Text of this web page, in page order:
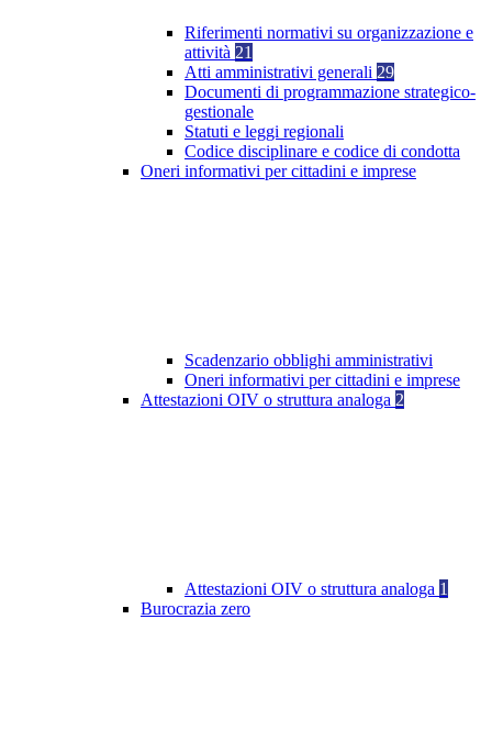
Riferimenti normativi su organizzazione e
attività 21
Atti amministrativi generali 29
Documenti di programmazione strategico-
gestionale
Statuti e leggi regionali
Codice disciplinare e codice di condotta
Oneri informativi per cittadini e imprese
Scadenzario obblighi amministrativi
Oneri informativi per cittadini e imprese
Attestazioni OIV o struttura analoga 2
Attestazioni OIV o struttura analoga 1
Burocrazia zero